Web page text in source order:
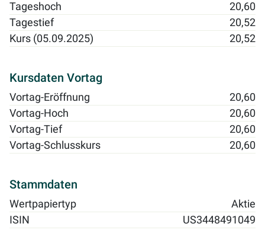
Tageshoch
20,60
Tagestief
20,52
Kurs (05.09.2025)
20,52
Kursdaten Vortag
Vortag-Eröffnung
20,60
Vortag-Hoch
20,60
Vortag-Tief
20,60
Vortag-Schlusskurs
20,60
Stammdaten
Wertpapiertyp
Aktie
ISIN
US3448491049